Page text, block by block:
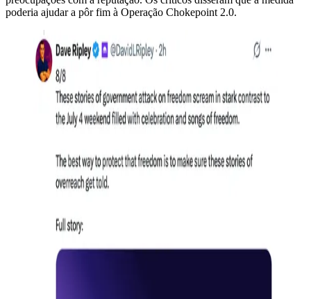
poderia ajudar a pôr fim à Operação Chokepoint 2.0.